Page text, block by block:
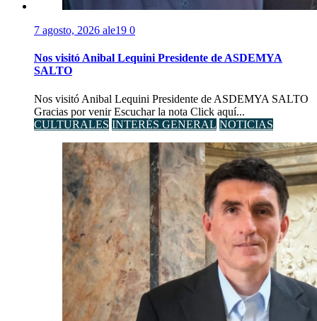
7 agosto, 2026 ale19 0
Nos visitó Anibal Lequini Presidente de ASDEMYA
SALTO
Nos visitó Anibal Lequini Presidente de ASDEMYA SALTO
Gracias por venir Escuchar la nota Click aquí...
CULTURALES INTERÉS GENERAL NOTICIAS